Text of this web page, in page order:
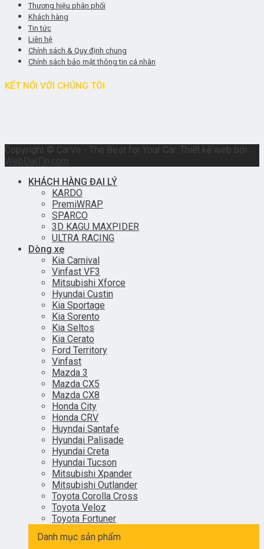
Thương hiệu phân phối
Khách hàng
Tin tức
Liên hệ
Chính sách & Quy định chung
Chính sách bảo mật thông tin cá nhân
KẾT NỐI VỚI CHÚNG TÔI
Copyright © CarVn - The Best for Your Car. Thiết kế web bởi
WebDaiTin.com
KHÁCH HÀNG ĐẠI LÝ
KARDO
PremiWRAP
SPARCO
3D KAGU MAXPIDER
ULTRA RACING
Dòng xe
Kia Carnival
Vinfast VF3
Mitsubishi Xforce
Hyundai Custin
Kia Sportage
Kia Sorento
Kia Seltos
Kia Cerato
Ford Territory
Vinfast
Mazda 3
Mazda CX5
Mazda CX8
Honda City
Honda CRV
Huyndai Santafe
Hyundai Palisade
Hyundai Creta
Hyundai Tucson
Mitsubishi Xpander
Mitsubishi Outlander
Toyota Corolla Cross
Toyota Veloz
Toyota Fortuner
Danh mục sản phẩm